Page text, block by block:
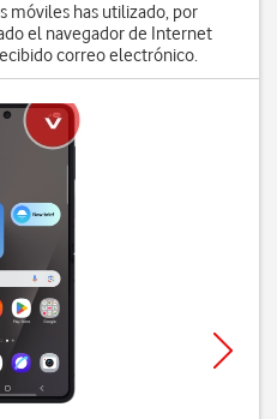
móviles has utilizado, por
el navegador de Internet
correo electrónico.